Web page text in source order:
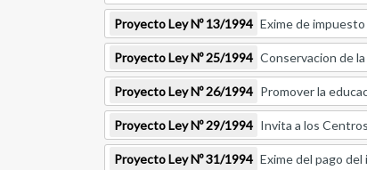
Proyecto Ley Nº 13/1994 Exime de
Proyecto Ley Nº 25/1994 Conservacion de
Proyecto Ley Nº 26/1994 Promover la
Proyecto Ley Nº 29/1994 Invita a los
Proyecto Ley Nº 31/1994 Exime del pago